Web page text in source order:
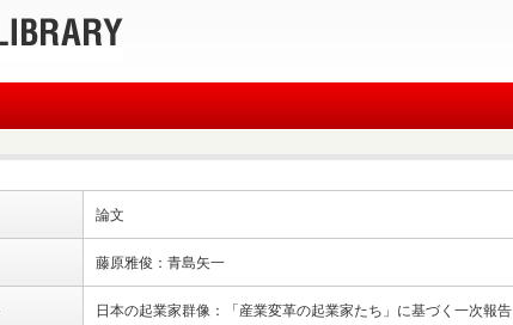
論文
藤原雅俊：青島矢一
日本の起業家群像：「産業変革の起業家たち」に基づく一次報告